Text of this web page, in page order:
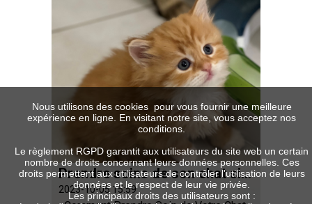
Prendre soins de son chat sibérien
2023-10-05 15:59
Nous utilisons des cookies pour vous fournir une meilleure
expérience en ligne. En visitant notre site, vous acceptez nos
conditions.
Le règlement RGPD garantit aux utilisateurs du site web un certain
nombre de droits concernant leurs données personnelles. Ces
droits permettent aux utilisateurs de contrôler l'utilisation de leurs
données et le respect de leur vie privée.
Les principaux droits des utilisateurs sont :